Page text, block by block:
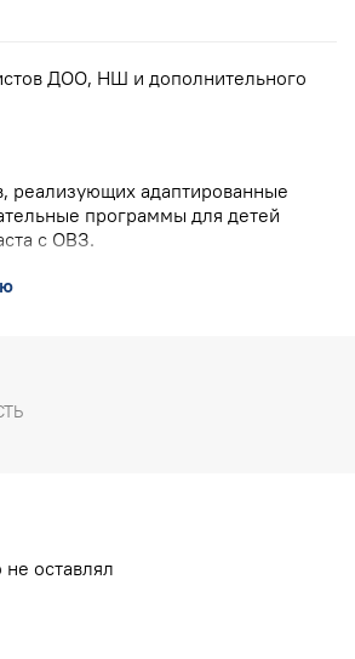
ДОО, НШ и дополнительного
реализующих адаптированные
программы для детей
с ОВЗ.
edu.ru
оставлял